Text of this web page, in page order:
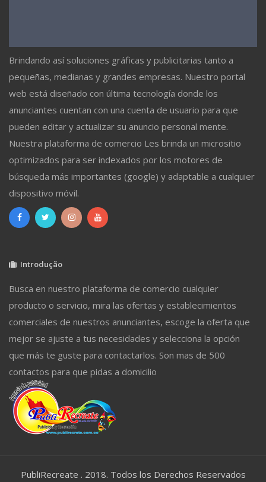
Brindando así soluciones gráficas y publicitarias tanto a
pequeñas, medianas y grandes empresas. Nuestro portal
web está diseñado con última tecnología donde los
anunciantes cuentan con una cuenta de usuario para que
pueden editar y actualizar su anuncio personal mente.
Nuestra plataforma de comercio Les brinda un micrositio
optimizados para ser indexados por los motores de
búsqueda más importantes (google) y adaptable a cualquier
dispositivo móvil.
Introdução
Busca en nuestro plataforma de comercio cualquier
producto o servicio, mira las ofertas y establecimientos
comerciales de nuestros anunciantes, escoge la oferta que
mejor se ajuste a tus necesidades y selecciona la opción
que más te guste para contactarlos. Son mas de 500
contactos para que pidas a domicilio
PubliRecreate . 2018. Todos los Derechos Reservados